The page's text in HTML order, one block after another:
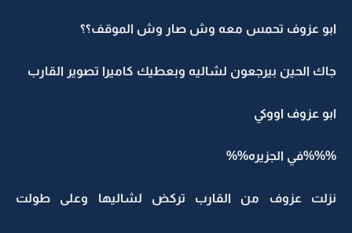
ابو عزوف تحمس معه وش صار وش الموقف؟؟
جاك الحين بيرجعون لشاليه وبعطيك كاميرا تصوير القارب
ابو عزوف اووكي
%%%في الجزيره%%
نزلت عزوف من القارب تركض لشاليها وعلى طولت